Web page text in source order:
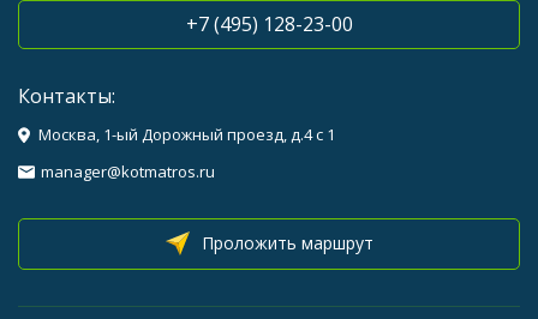
+7 (495) 128-23-00
Контакты:
Москва, 1-ый Дорожный проезд, д.4 с 1
manager@kotmatros.ru
Проложить маршрут